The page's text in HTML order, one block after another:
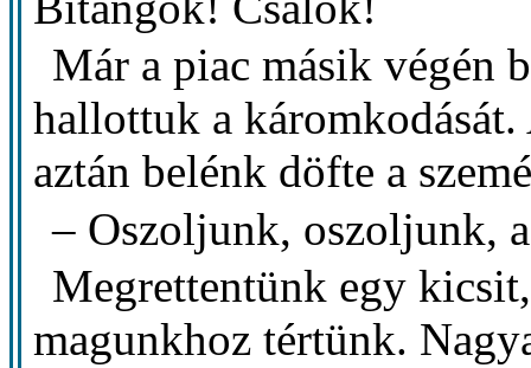
Már a piac másik végén
hallottuk a
aztán belénk döfte a
– Oszoljunk, oszoljunk,
Megrettentünk egy
magunkhoz tértünk.